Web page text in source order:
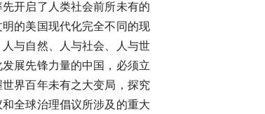
开启了人类社会前所未有的
的美国现代化完全不同的现
与自然、人与社会、人与世
展先锋力量的中国，必须立
界百年未有之大变局，探究
全球治理倡议所涉及的重大